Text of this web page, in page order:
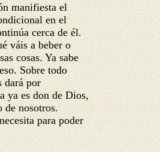
manifiesta el
en el
cerca de él.
váis a beber o
cosas. Ya sabe
Sobre todo
dará por
ya es don de Dios,
de nosotros.
para poder